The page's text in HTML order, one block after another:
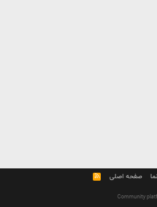
صفحه اصلی
R
S
Community